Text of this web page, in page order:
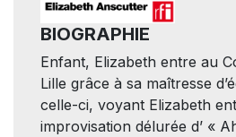
BIOGRAPHIE
Enfant, Elizabeth entre au
Lille grâce à sa maîtresse
celle-ci, voyant Elizabeth
improvisation délurée d’ «